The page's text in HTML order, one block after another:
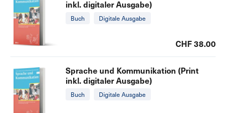
inkl. digitaler Ausgabe)
Buch Digitale Ausgabe
CHF 38.00
Sprache und Kommunikation (Print
inkl. digitaler Ausgabe)
Buch Digitale Ausgabe